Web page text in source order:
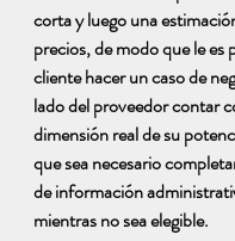
corta y luego una
precios, de modo que le es
cliente hacer un caso de
lado del proveedor contar
dimensión real de su
que sea necesario
de información
mientras no sea elegible.